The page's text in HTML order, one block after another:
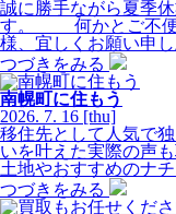
誠に勝手ながら夏季
す。 何かとご不便
様、宜しくお願い申
つづきをみる
南幌町に住もう
2026. 7. 16 [thu]
移住先として人気で
いを叶えた実際の声
土地やおすすめのナ
つづきをみる